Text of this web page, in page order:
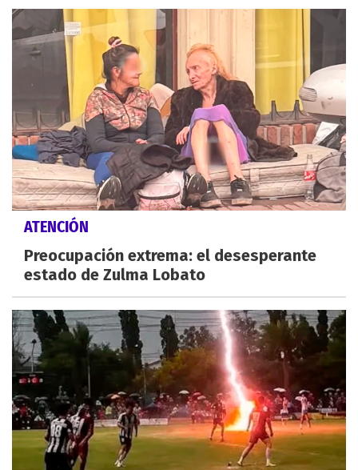
ATENCIÓN
Preocupación extrema: el desesperante
estado de Zulma Lobato